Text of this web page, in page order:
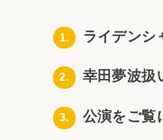
1. ライデンシ
2. 幸田夢波扱
3. 公演をご覧